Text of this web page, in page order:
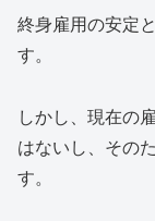
終身雇用の安定
す。
しかし、現在の
はないし、その
す。